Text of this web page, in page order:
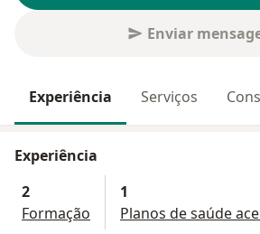
Enviar
Experiência Serviços
Experiência
2
Formação
1
Planos de saúde